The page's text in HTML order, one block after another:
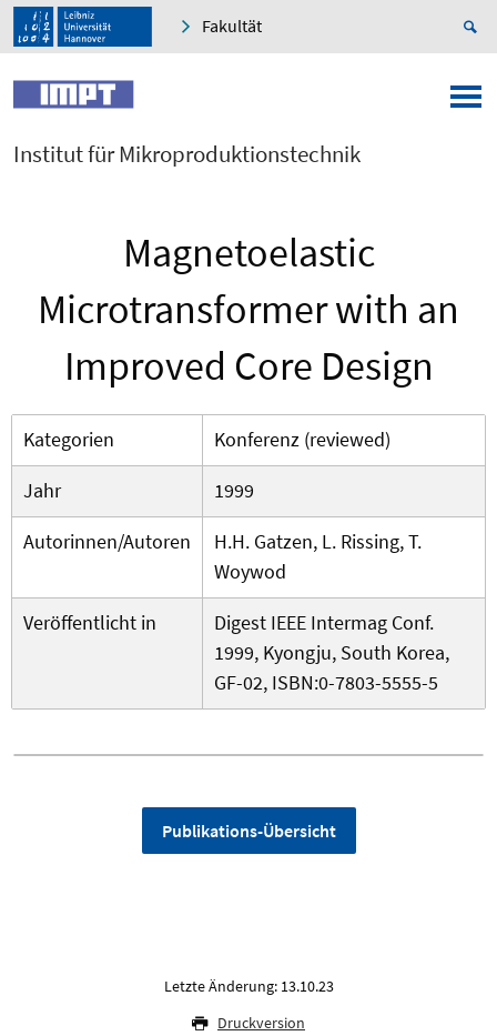
Fakultät
Institut für Mikroproduktionstechnik
Magnetoelastic
Microtransformer with an
Improved Core Design
Kategorien
Konferenz (reviewed)
Jahr
1999
Autorinnen/Autoren
H.H. Gatzen, L. Rissing, T.
Woywod
Veröffentlicht in
Digest IEEE Intermag Conf.
1999, Kyongju, South Korea,
GF-02, ISBN:0-7803-5555-5
Publikations-Übersicht
Letzte Änderung: 13.10.23
Druckversion